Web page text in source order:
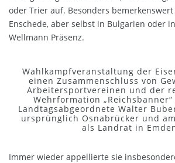
oder Trier auf. Besonders
Enschede, aber selbst in Bulgarien oder
Wellmann Präsenz.
Wahlkampfveranstaltung der
einen Zusammenschluss von
Arbeitersportvereinen und der
Wehrformation
Landtagsabgeordnete Walter
ursprünglich Osnabrücker und
als Landrat in
Immer wieder appellierte sie